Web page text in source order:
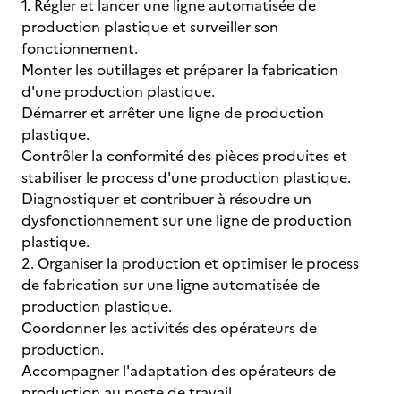
1. Régler et lancer une ligne automatisée de
production plastique et surveiller son
fonctionnement.
Monter les outillages et préparer la fabrication
d'une production plastique.
Démarrer et arrêter une ligne de production
plastique.
Contrôler la conformité des pièces produites et
stabiliser le process d'une production plastique.
Diagnostiquer et contribuer à résoudre un
dysfonctionnement sur une ligne de production
plastique.
2. Organiser la production et optimiser le process
de fabrication sur une ligne automatisée de
production plastique.
Coordonner les activités des opérateurs de
production.
Accompagner l'adaptation des opérateurs de